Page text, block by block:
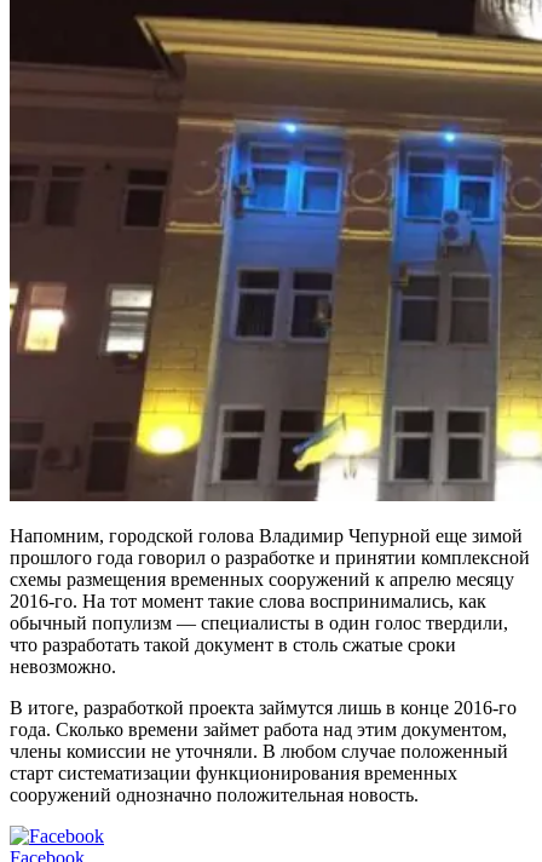
Напомним, городской голова Владимир Чепурной еще зимой
прошлого года говорил о разработке и принятии комплексной
схемы размещения временных сооружений к апрелю месяцу
2016-го. На тот момент такие слова воспринимались, как
обычный популизм — специалисты в один голос твердили,
что разработать такой документ в столь сжатые сроки
невозможно.
В итоге, разработкой проекта займутся лишь в конце 2016-го
года. Сколько времени займет работа над этим документом,
члены комиссии не уточняли. В любом случае положенный
старт систематизации функционирования временных
сооружений однозначно положительная новость.
Facebook